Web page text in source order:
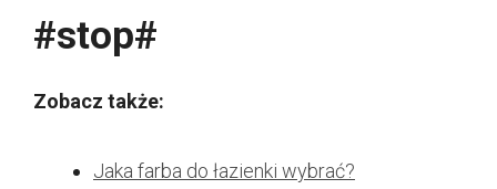
#stop#
Zobacz także:
Jaka farba do łazienki wybrać?